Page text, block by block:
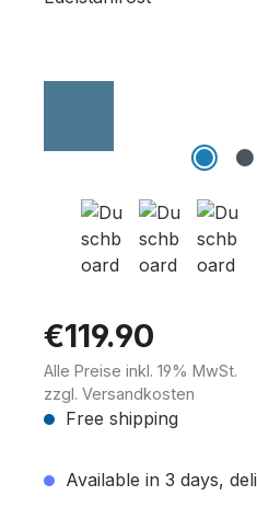
€119.90
Alle Preise inkl. 19% MwSt.
zzgl. Versandkosten
Free shipping
Available in 3 days,